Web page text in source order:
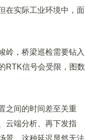
在实际工业环境中，面
，桥梁巡检需要钻入
RTK信号会受限，图数
之间的时间差至关重
云端分析、再下发指
景，这种延迟显然无法